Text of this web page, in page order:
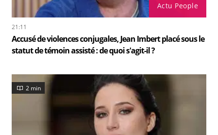
Actu People
21:11
Accusé de violences conjugales, Jean Imbert placé sous le
statut de témoin assisté : de quoi s'agit-il ?
2 min